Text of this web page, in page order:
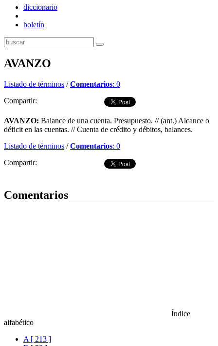
diccionario
boletín
AVANZO
Listado de términos /Comentarios: 0
Compartir:
AVANZO: Balance de una cuenta. Presupuesto. // (ant.) Alcance o
déficit en las cuentas. // Cuenta de crédito y débitos, balances.
Listado de términos /Comentarios: 0
Compartir:
Comentarios
Índice
alfabético
A [ 213 ]